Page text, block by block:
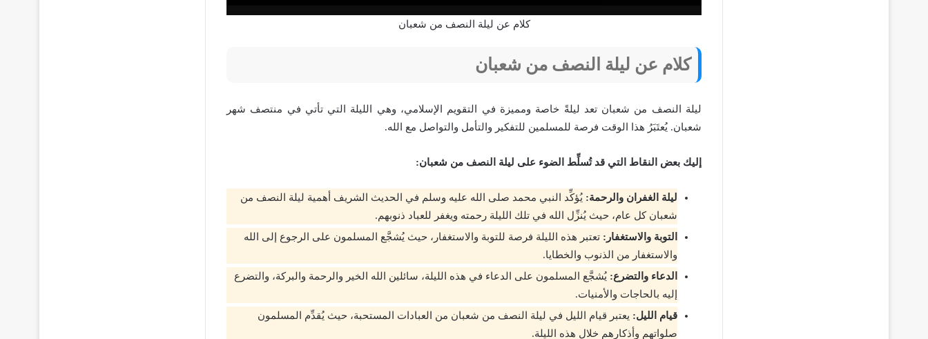
كلام عن ليلة النصف من شعبان
كلام عن ليلة النصف من شعبان
ليلة النصف من شعبان تعد ليلةً خاصة ومميزة في التقويم الإسلامي، وهي الليلة التي تأتي في منتصف شهر
شعبان. يُعتَبَرُ هذا الوقت فرصة للمسلمين للتفكير والتأمل والتواصل مع الله.
إليك بعض النقاط التي قد تُسلِّط الضوء على ليلة النصف من شعبان:
ليلة الغفران والرحمة: يُؤكِّد النبي محمد صلى الله عليه وسلم في الحديث الشريف أهمية ليلة النصف من
شعبان كل عام، حيث يُنزِّل الله في تلك الليلة رحمته ويغفر للعباد ذنوبهم.
التوبة والاستغفار: تعتبر هذه الليلة فرصة للتوبة والاستغفار، حيث يُشجَّع المسلمون على الرجوع إلى الله
والاستغفار من الذنوب والخطايا.
الدعاء والتضرع: يُشجَّع المسلمون على الدعاء في هذه الليلة، سائلين الله الخير والرحمة والبركة، والتضرع
إليه بالحاجات والأمنيات.
قيام الليل: يعتبر قيام الليل في ليلة النصف من شعبان من العبادات المستحبة، حيث يُقدِّم المسلمون
صلواتهم وأذكارهم خلال هذه الليلة.